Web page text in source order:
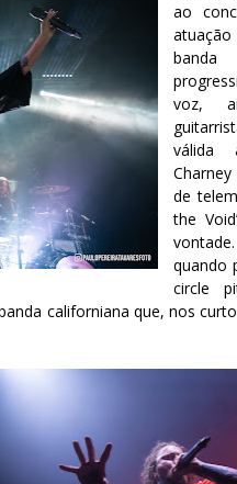
ao
voz,
válida
de
the
quando
circle
californiana que, nos